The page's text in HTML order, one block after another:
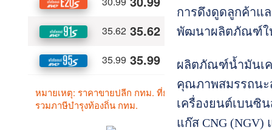
การดึงดูดลูกค้าแ
พัฒนาผลิตภัณฑ์ให
ผลิตภัณฑ์น้ำมันเค
คุณภาพสมรรถนะ
เครื่องยนต์เบนซิ
แก๊ส CNG